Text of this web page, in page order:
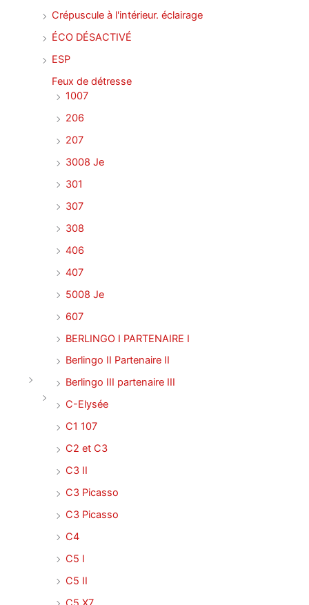
Crépuscule à l'intérieur. éclairage
ÉCO DÉSACTIVÉ
ESP
Feux de détresse
1007
206
207
3008 Je
301
307
308
406
407
5008 Je
607
BERLINGO I PARTENAIRE I
Berlingo II Partenaire II
Berlingo III partenaire III
C-Elysée
C1 107
C2 et C3
C3 II
C3 Picasso
C3 Picasso
C4
C5 I
C5 II